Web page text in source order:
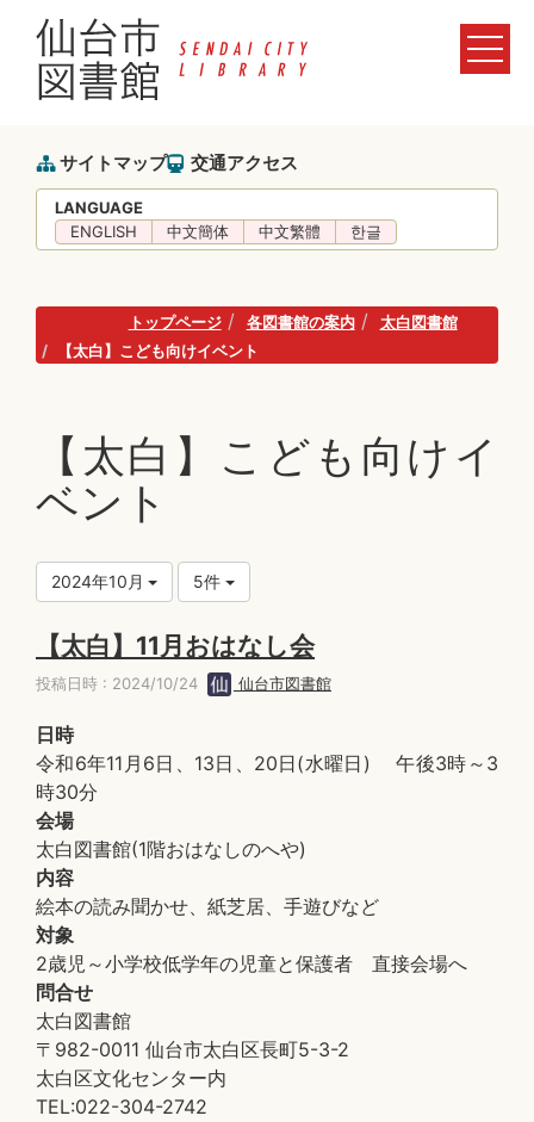
サイトマップ 交通アクセス
LANGUAGE
ENGLISH
中文簡体 中文繁體 한글
トップページ 各図書館の案内
太白図書館
【太白】こども向けイベント
【太白】こども向けイ
ベント
2024年10月 5件
【太白】11月おはなし会
投稿日時 : 2024/10/24 仙台市図書館
日時
令和6年11月6日、13日、20日(水曜日) 午後3時～3
時30分
会場
太白図書館(1階おはなしのへや)
内容
絵本の読み聞かせ、紙芝居、手遊びなど
対象
2歳児～小学校低学年の児童と保護者 直接会場へ
問合せ
太白図書館
〒982-0011 仙台市太白区長町5-3-2
太白区文化センター内
TEL:022-304-2742